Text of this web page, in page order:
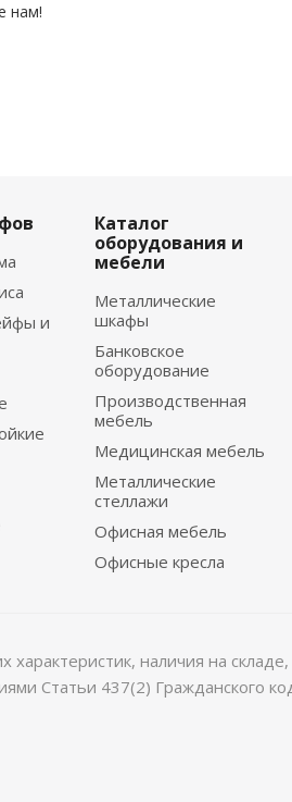
нам!
и
Каталог
оборудования и
мебели
Металлические
шкафы
Банковское
оборудование
Производственная
мебель
Медицинская мебель
Металлические
стеллажи
Офисная мебель
Офисные кресла
характеристик, наличия на
Статьи 437(2) Гражданского